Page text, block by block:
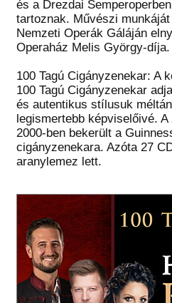
és a Drezdai
tartoznak. Művészi
Nemzeti Operák Gáláján
Operaház Melis György-díja.
100 Tagú Cigányzenekar: A
100 Tagú Cigányzenekar
és autentikus stílusuk
legismertebb képviselőivé.
2000-ben bekerült a
cigányzenekara. Azóta 27
aranylemez lett.